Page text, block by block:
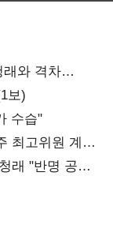
와 격차
보)
수습"
최고위원 계파
래 "반명 공세